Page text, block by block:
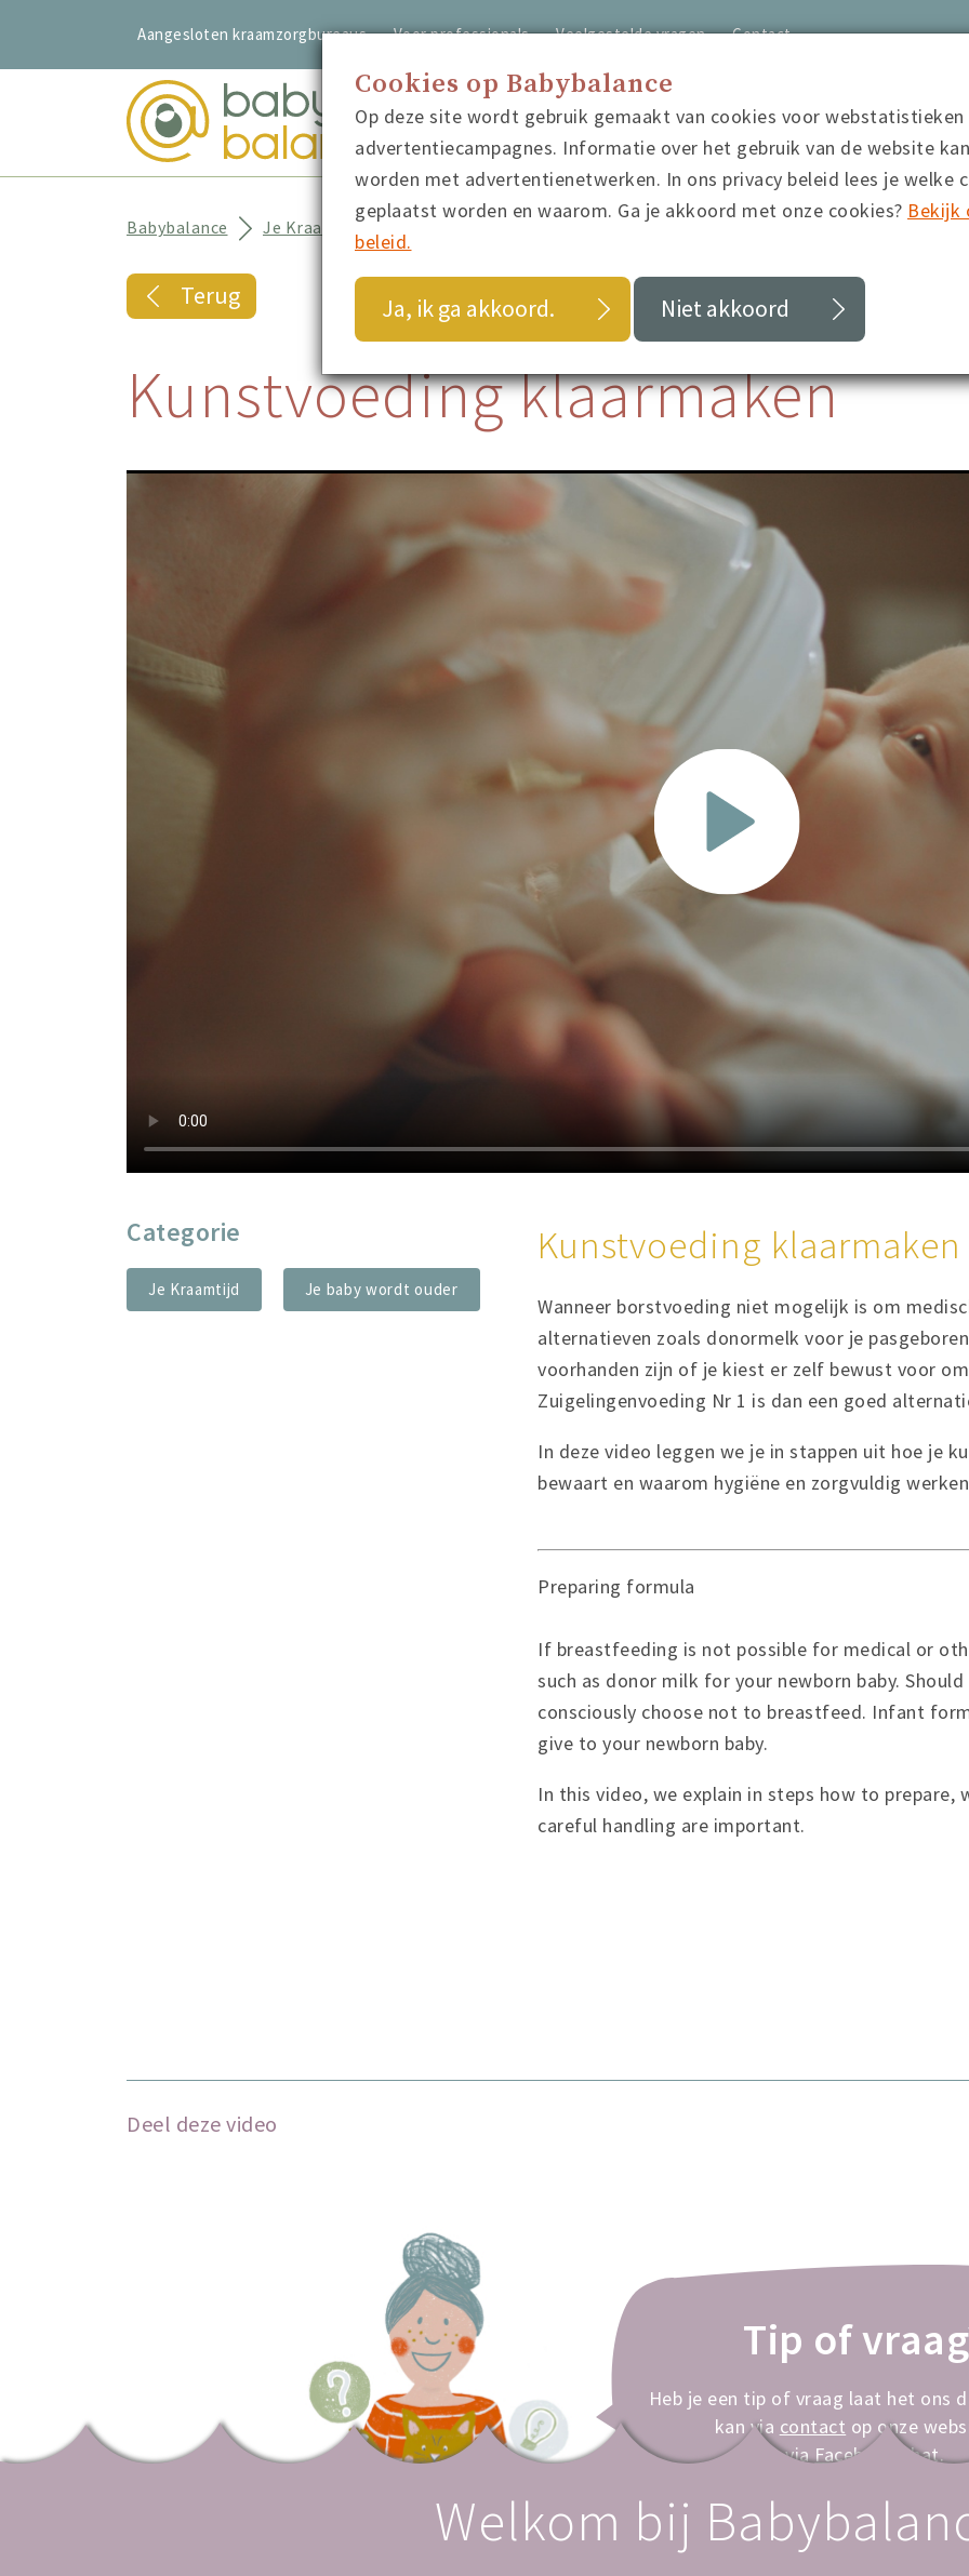
Aangesloten kraamzorgbureaus Voor professionals Veelgestelde vragen Contact
home video's quiz
Babybalance Je Kraamtijd Kunstvoeding klaarmaken
Terug
Kunstvoeding klaarmaken
Categorie
Je Kraamtijd Je baby wordt ouder
Kunstvoeding klaarmaken
Wanneer borstvoeding niet mogelijk is om
alternatieven zoals donormelk voor je
voorhanden zijn of je kiest er zelf bewust voor
Zuigelingenvoeding Nr 1 is dan een goed
In deze video leggen we je in stappen uit hoe je
bewaart en waarom hygiëne en zorgvuldig
Preparing formula
If breastfeeding is not possible for medical or
such as donor milk for your newborn baby.
consciously choose not to breastfeed. Infant
give to your newborn baby.
In this video, we explain in steps how to prepare,
careful handling are important.
Deel deze video
Tip of
Heb je een tip of vraag laat het ons
kan via contact op onze
viaFacebook chat.
Welkom bij
Cookies op Babybalance
Op deze site wordt gebruik gemaakt van cookies voor webstatistieken
advertentiecampagnes. Informatie over het gebruik van de website
worden met advertentienetwerken. In ons privacy beleid lees je welke
geplaatst worden en waarom. Ga je akkoord met onze cookies? Bekijk
beleid.
Ja, ik ga akkoord. Niet akkoord